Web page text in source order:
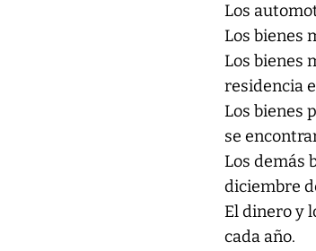
Los
Los bienes
Los bienes
residencia
Los bienes
se
Los demás
diciembre
El dinero y
cada año.